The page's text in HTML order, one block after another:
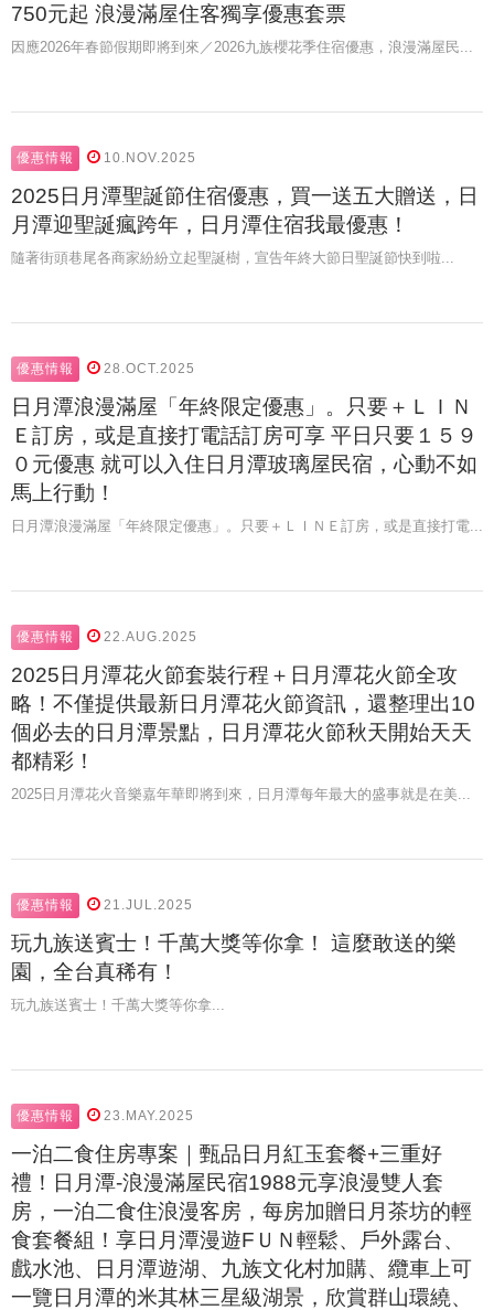
750元起 浪漫滿屋住客獨享優惠套票
因應2026年春節假期即將到來／2026九族櫻花季住宿優惠，浪漫滿屋民...
優惠情報 10.NOV.2025
2025日月潭聖誕節住宿優惠，買一送五大贈送，日
月潭迎聖誕瘋跨年，日月潭住宿我最優惠！
隨著街頭巷尾各商家紛紛立起聖誕樹，宣告年終大節日聖誕節快到啦...
優惠情報 28.OCT.2025
日月潭浪漫滿屋「年終限定優惠」。只要＋ＬＩＮ
Ｅ訂房，或是直接打電話訂房可享 平日只要１５９
０元優惠 就可以入住日月潭玻璃屋民宿，心動不如
馬上行動！
日月潭浪漫滿屋「年終限定優惠」。只要＋ＬＩＮＥ訂房，或是直接打電...
優惠情報 22.AUG.2025
2025日月潭花火節套裝行程＋日月潭花火節全攻
略！不僅提供最新日月潭花火節資訊，還整理出10
個必去的日月潭景點，日月潭花火節秋天開始天天
都精彩！
2025日月潭花火音樂嘉年華即將到來，日月潭每年最大的盛事就是在美...
優惠情報 21.JUL.2025
玩九族送賓士！千萬大獎等你拿！ 這麼敢送的樂
園，全台真稀有！
玩九族送賓士！千萬大獎等你拿...
優惠情報 23.MAY.2025
一泊二食住房專案｜甄品日月紅玉套餐+三重好
禮！日月潭-浪漫滿屋民宿1988元享浪漫雙人套
房，一泊二食住浪漫客房，每房加贈日月茶坊的輕
食套餐組！享日月潭漫遊FＵＮ輕鬆、戶外露台、
戲水池、日月潭遊湖、九族文化村加購、纜車上可
一覽日月潭的米其林三星級湖景，欣賞群山環繞、